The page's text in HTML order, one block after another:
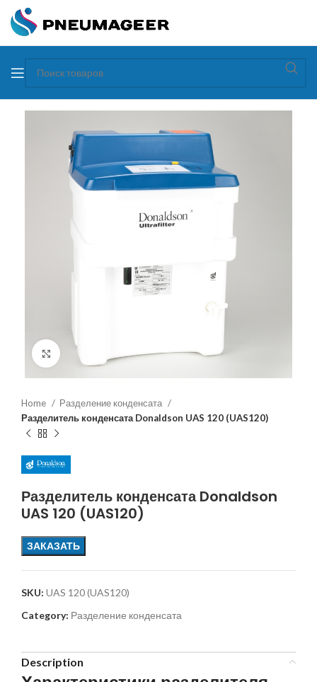
Увеличить
Home
Разделение конденсата
Разделитель конденсата Donaldson UAS 120 (UAS120)
Разделитель конденсата Donaldson
UAS 120 (UAS120)
ЗАКАЗАТЬ
SKU: UAS 120 (UAS120)
Category: Разделение конденсата
Description